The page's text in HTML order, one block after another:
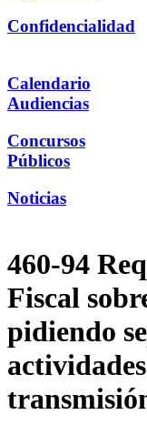
Confidencialidad
Calendario
Audiencias
Concursos
Públicos
Noticias
460-94
Fiscal
pidiendo